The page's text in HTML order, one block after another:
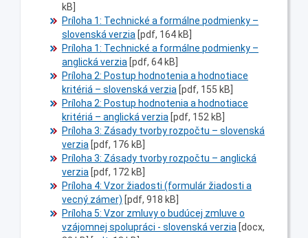
kB]
Príloha 1: Technické a formálne podmienky –
slovenská verzia [pdf, 164 kB]
Príloha 1: Technické a formálne podmienky –
anglická verzia [pdf, 64 kB]
Príloha 2: Postup hodnotenia a hodnotiace
kritériá – slovenská verzia [pdf, 155 kB]
Príloha 2: Postup hodnotenia a hodnotiace
kritériá – anglická verzia [pdf, 152 kB]
Príloha 3: Zásady tvorby rozpočtu – slovenská
verzia [pdf, 176 kB]
Príloha 3: Zásady tvorby rozpočtu – anglická
verzia [pdf, 172 kB]
Príloha 4: Vzor žiadosti (formulár žiadosti a
vecný zámer) [pdf, 918 kB]
Príloha 5: Vzor zmluvy o budúcej zmluve o
vzájomnej spolupráci - slovenská verzia [docx,